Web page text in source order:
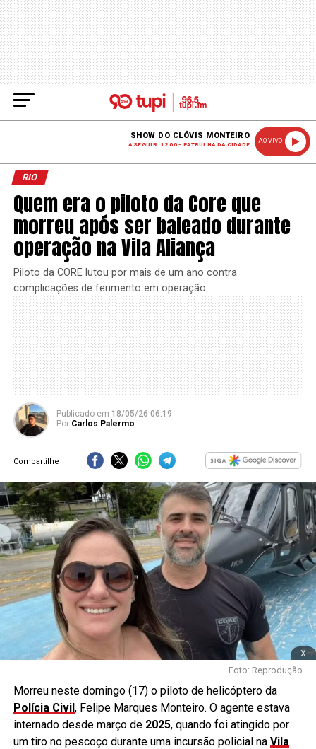
SHOW DO CLÓVIS MONTEIRO
A SEGUIR: 12:00 - PATRULHA DA CIDADE
AO VIVO
RIO
Quem era o piloto da Core que
morreu após ser baleado durante
operação na Vila Aliança
Piloto da CORE lutou por mais de um ano contra
complicações de ferimento em operação
Publicado em 18/05/26 06:19
Por Carlos Palermo
Compartilhe
x
Foto: Reprodução
Morreu neste domingo (17) o piloto de helicóptero da
Polícia Civil, Felipe Marques Monteiro. O agente estava
internado desde março de 2025, quando foi atingido por
um tiro no pescoço durante uma incursão policial na Vila